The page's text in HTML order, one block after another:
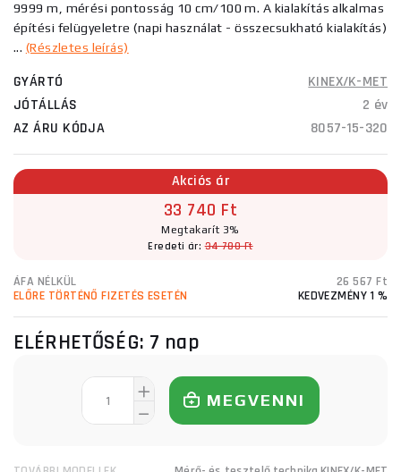
9999 m, mérési pontosság 10 cm/100 m. A kialakítás alkalmas
építési felügyeletre (napi használat - összecsukható kialakítás)
... (Részletes leírás)
GYÁRTÓ
KINEX/K-MET
JÓTÁLLÁS
2 év
AZ ÁRU KÓDJA
8057-15-320
Akciós ár
33 740 Ft
Megtakarít 3%
Eredeti ár:34 780 Ft
ÁFA NÉLKÜL
26 567 Ft
ELŐRE TÖRTÉNŐ FIZETÉS ESETÉN
KEDVEZMÉNY 1 %
ELÉRHETŐSÉG: 7 nap
MEGVENNI